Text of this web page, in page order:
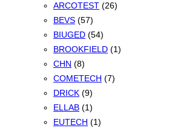
ARCOTEST (26)
BEVS (57)
BIUGED (54)
BROOKFIELD (1)
CHN (8)
COMETECH (7)
DRICK (9)
ELLAB (1)
EUTECH (1)